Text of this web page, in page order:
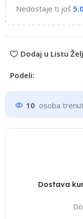
Nedostaje ti još
Dodaj u Listu
Podeli:
10 osoba
Dostava